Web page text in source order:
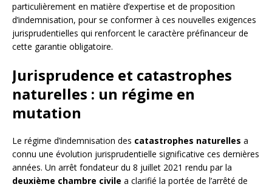
particulièrement en matière d’expertise et de proposition
d’indemnisation, pour se conformer à ces nouvelles exigences
jurisprudentielles qui renforcent le caractère préfinanceur de
cette garantie obligatoire.
Jurisprudence et catastrophes
naturelles : un régime en
mutation
Le régime d’indemnisation des catastrophes naturelles a
connu une évolution jurisprudentielle significative ces dernières
années. Un arrêt fondateur du 8 juillet 2021 rendu par la
deuxième chambre civile a clarifié la portée de l’arrêté de